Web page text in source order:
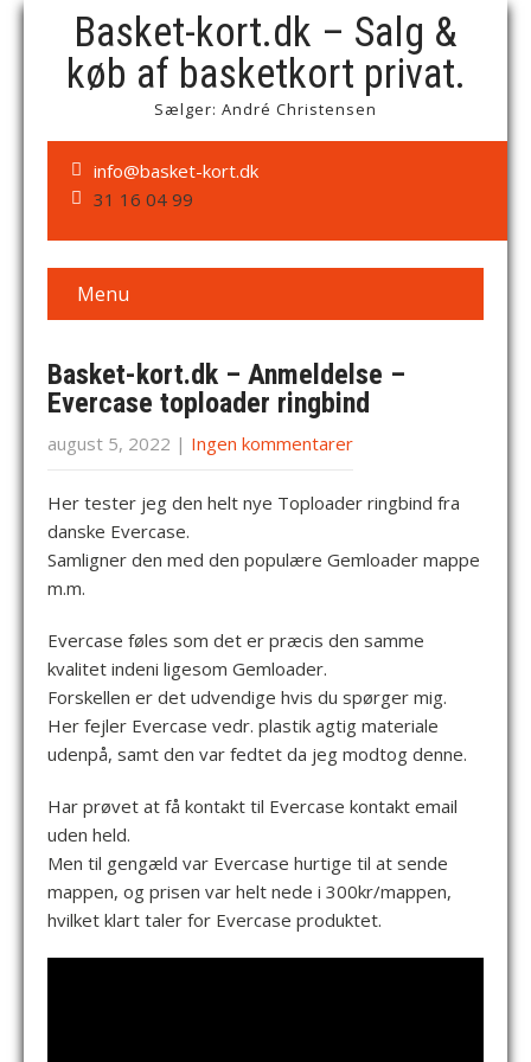
Basket-kort.dk – Salg &
køb af basketkort privat.
Sælger: André Christensen
info@basket-kort.dk
31 16 04 99
Menu
Basket-kort.dk – Anmeldelse –
Evercase toploader ringbind
august 5, 2022 | Ingen kommentarer
Her tester jeg den helt nye Toploader ringbind fra
danske Evercase.
Samligner den med den populære Gemloader mappe
m.m.
Evercase føles som det er præcis den samme
kvalitet indeni ligesom Gemloader.
Forskellen er det udvendige hvis du spørger mig.
Her fejler Evercase vedr. plastik agtig materiale
udenpå, samt den var fedtet da jeg modtog denne.
Har prøvet at få kontakt til Evercase kontakt email
uden held.
Men til gengæld var Evercase hurtige til at sende
mappen, og prisen var helt nede i 300kr/mappen,
hvilket klart taler for Evercase produktet.